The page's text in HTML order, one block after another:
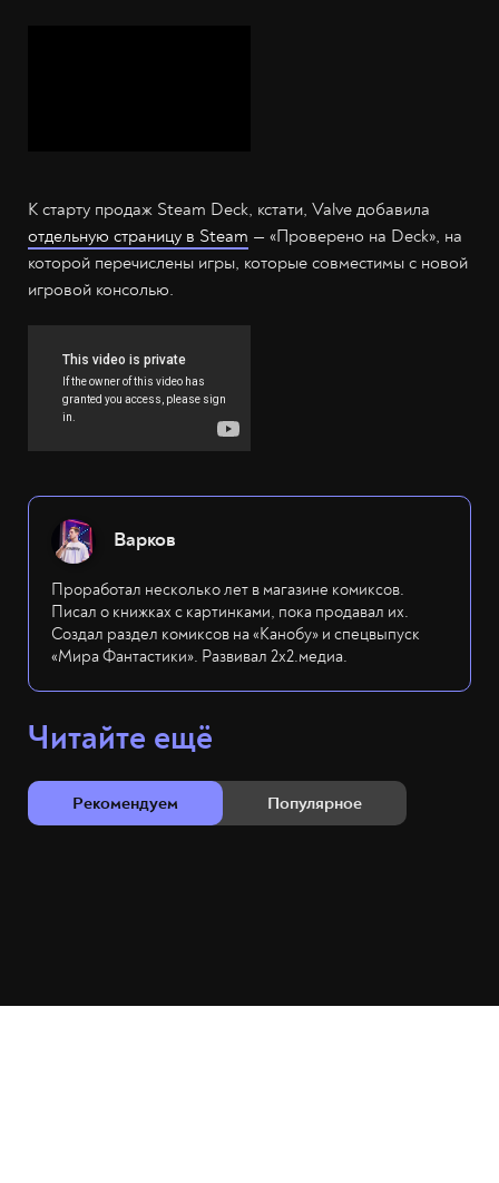
К старту продаж Steam Deck, кстати, Valve добавила
отдельную страницу в Steam — «Проверено на Deck», на
которой перечислены игры, которые совместимы с новой
игровой консолью.
Варков
Проработал несколько лет в магазине комиксов.
Писал о книжках с картинками, пока продавал их.
Создал раздел комиксов на «Канобу» и спецвыпуск
«Мира Фантастики». Развивал 2х2.медиа.
Читайте ещё
Рекомендуем Популярное